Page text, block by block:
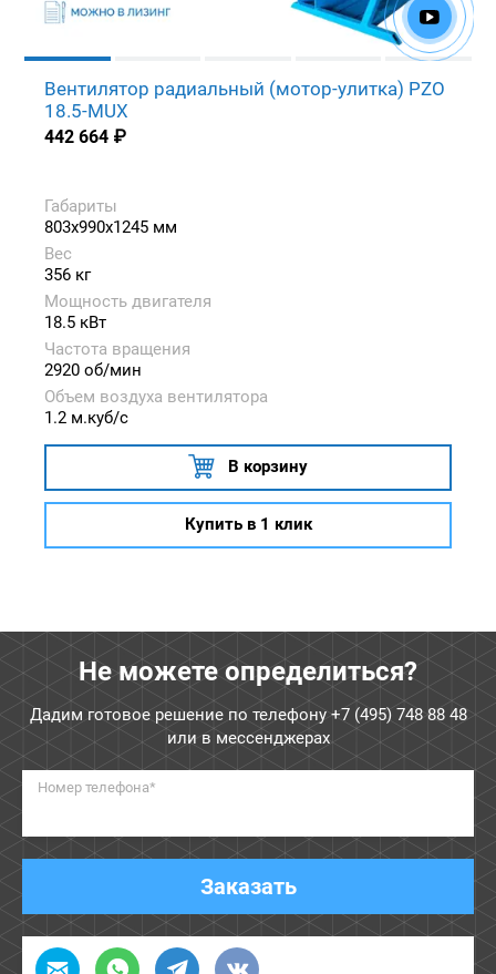
Вентилятор радиальный (мотор-улитка) PZO
18.5-MUX
442 664 ₽
Габариты
803x990x1245 мм
Вес
356 кг
Мощность двигателя
18.5 кВт
Частота вращения
2920 об/мин
Объем воздуха вентилятора
1.2 м.куб/с
В корзину
Купить в 1 клик
Не можете определиться?
Дадим готовое решение по телефону +7 (495) 748 88 48
или в мессенджерах
Номер телефона*
Заказать